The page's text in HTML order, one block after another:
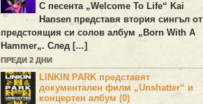
С песента „Welcome To Life“ Kai
Hansen представя втория сингъл от
предстоящия си солов албум „ Born With A
Hammer„. След […]
ПРЕДИ 2 ДНИ
LINKIN PARK представят
документален филм „Unshatter“ и
концертен албум (0)